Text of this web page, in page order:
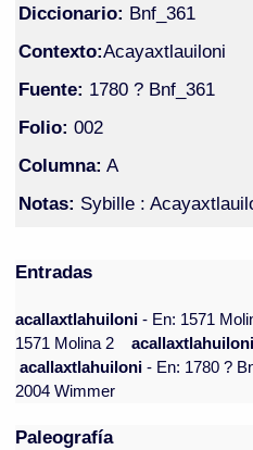
Diccionario: Bnf_361
Contexto:Acayaxtlauiloni
Fuente: 1780 ? Bnf_361
Folio: 002
Columna: A
Notas: Sybille :
Entradas
acallaxtlahuiloni- En: 1571
1571 Molina 2
acallaxtlahuiloni- En: 1780 ?
2004 Wimmer
Paleografía